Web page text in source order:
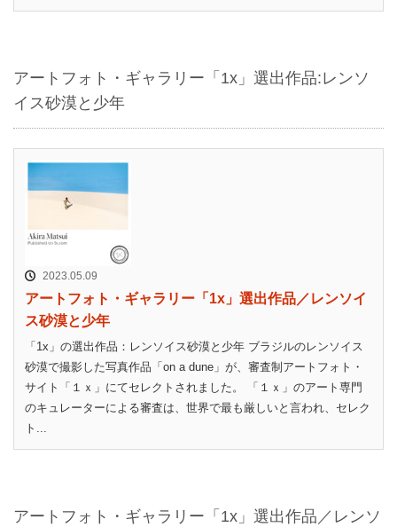
アートフォト・ギャラリー「1x」選出作品:レンソ
イス砂漠と少年
2023.05.09
アートフォト・ギャラリー「1x」選出作品／レンソイ
ス砂漠と少年
「1x」の選出作品：レンソイス砂漠と少年 ブラジルのレンソイス
砂漠で撮影した写真作品「on a dune」が、審査制アートフォト・
サイト「１ｘ」にてセレクトされました。 「１ｘ」のアート専門
のキュレーターによる審査は、世界で最も厳しいと言われ、セレク
ト...
アートフォト・ギャラリー「1x」選出作品／レンソ